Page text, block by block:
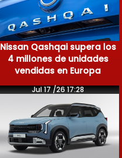
Nissan Qashqai supera los
4 millones de unidades
vendidas en Europa
Jul 17 /26 17:28